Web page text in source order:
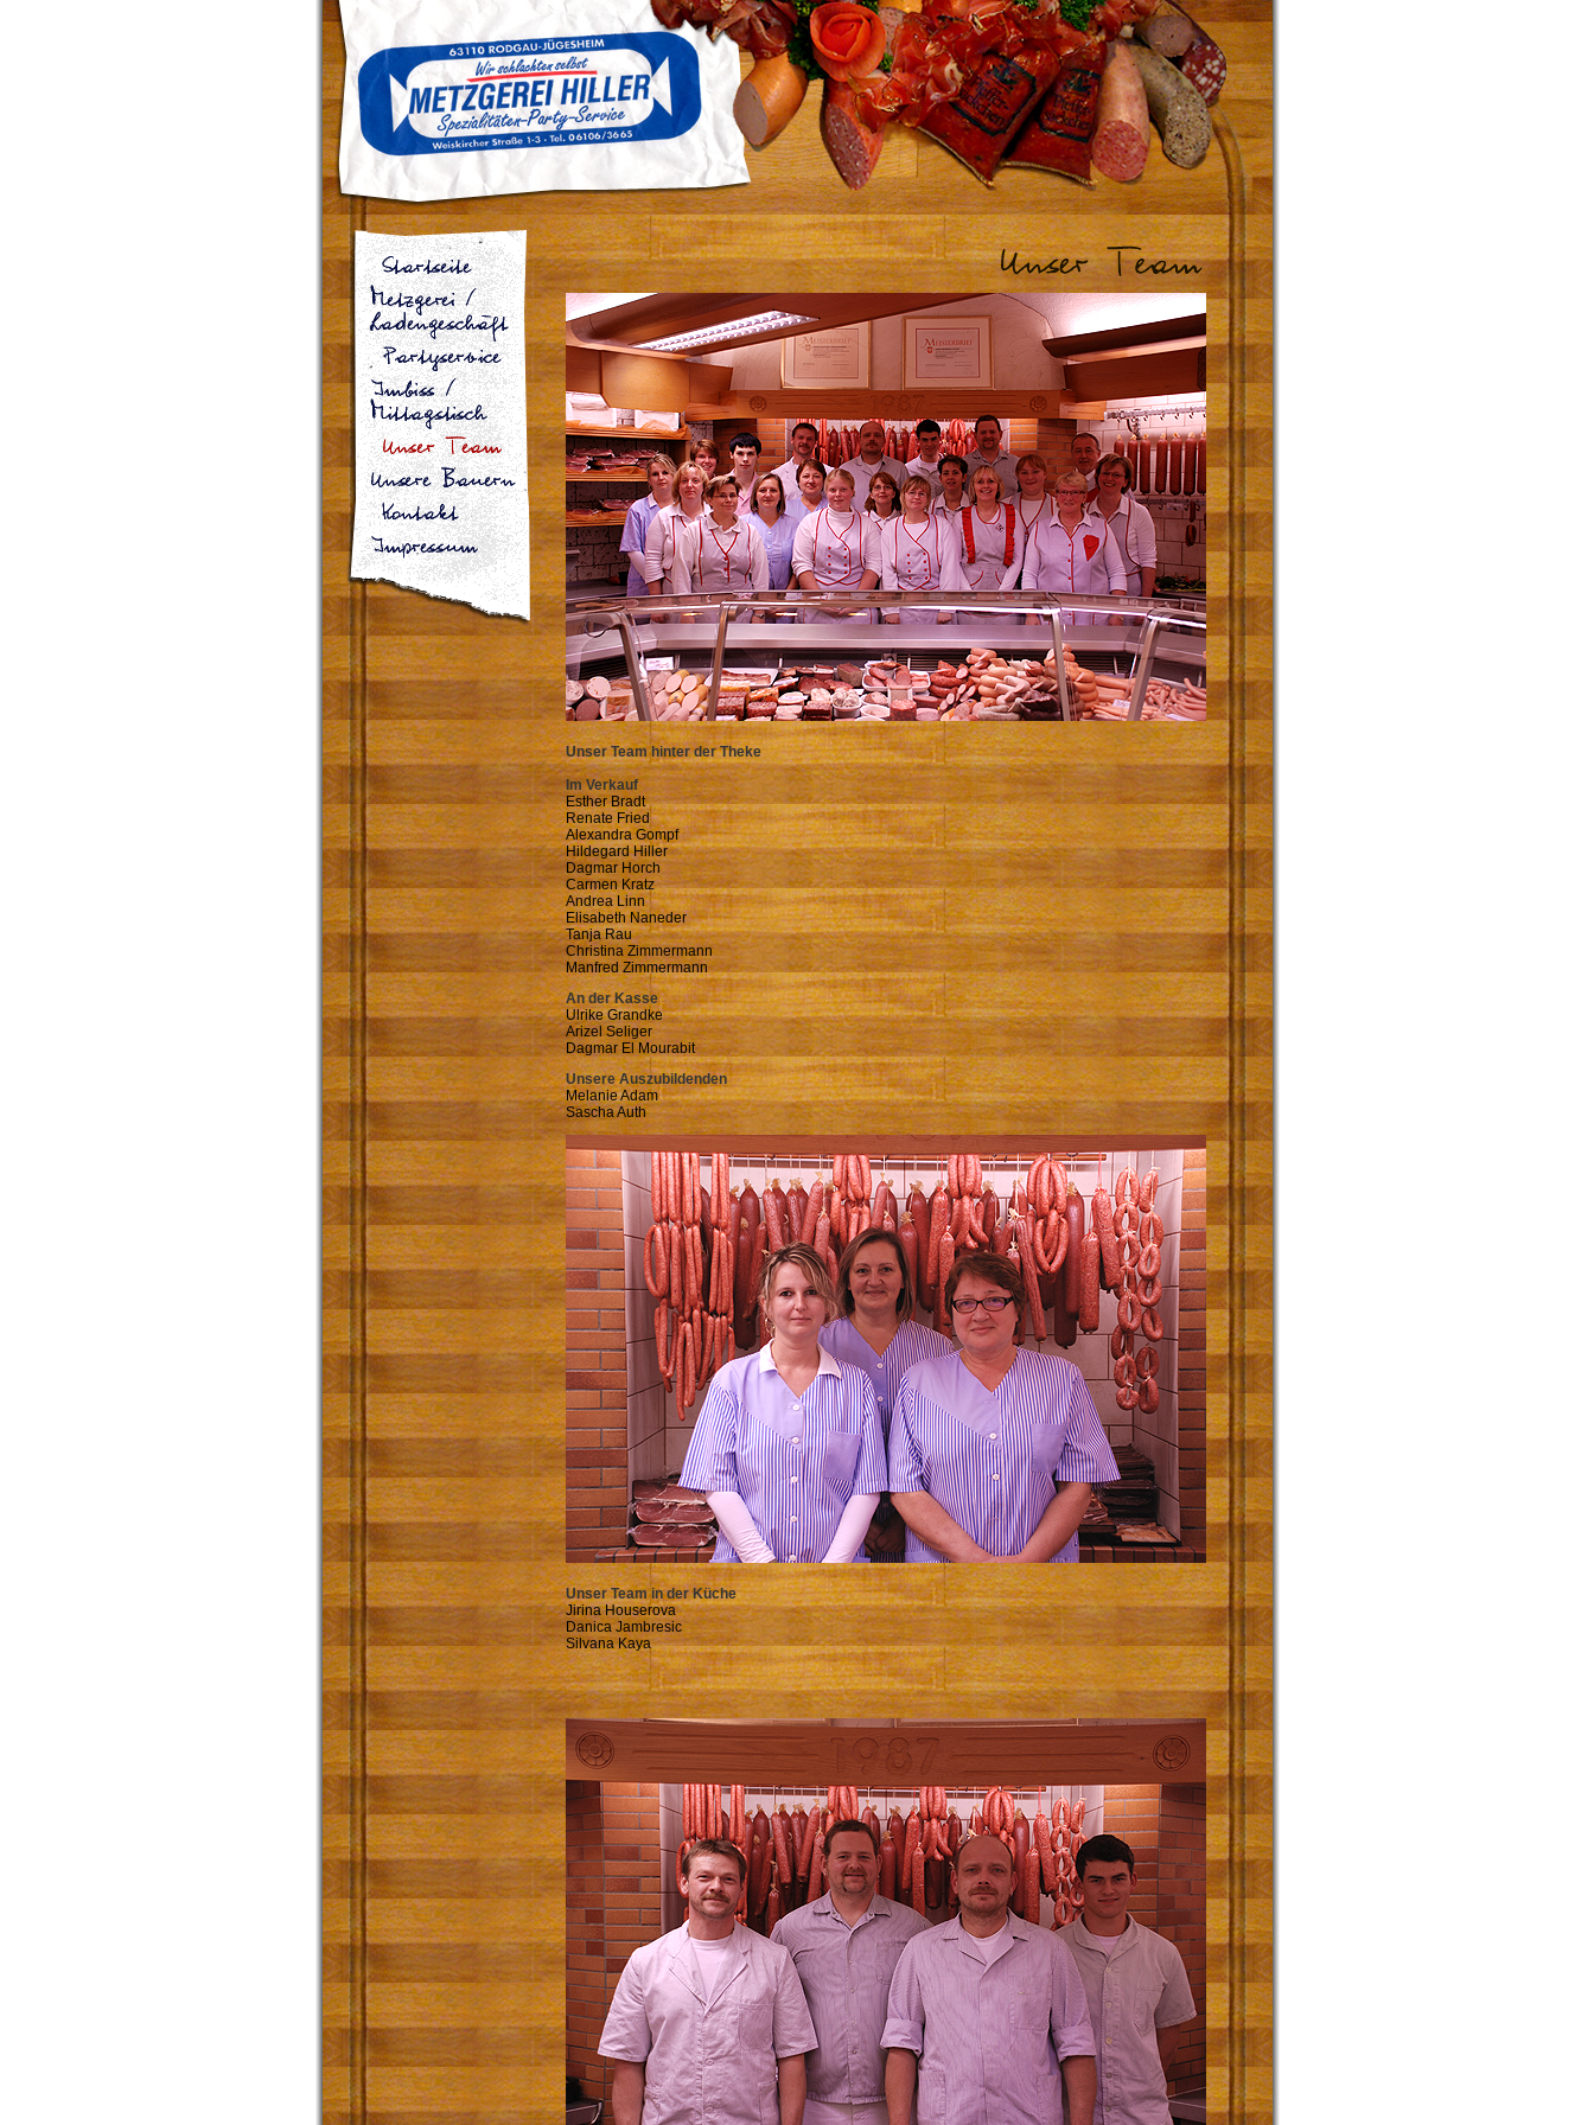
Unser Team hinter der Theke
Im Verkauf
Esther Bradt
Renate Fried
Alexandra Gompf
Hildegard Hiller
Dagmar Horch
Carmen Kratz
Andrea Linn
Elisabeth Naneder
Tanja Rau
Christina Zimmermann
Manfred Zimmermann
An der Kasse
Ulrike Grandke
Arizel Seliger
Dagmar El Mourabit
Unsere Auszubildenden
Melanie Adam
Sascha Auth
Unser Team in der Küche
Jirina Houserova
Danica Jambresic
Silvana Kaya